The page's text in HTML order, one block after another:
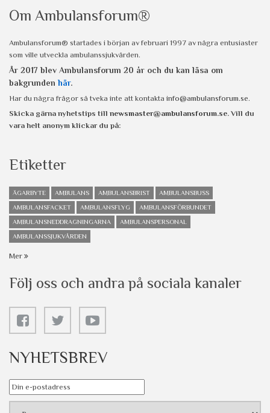
Om Ambulansforum®
Ambulansforum® startades i början av februari 1997 av några entusiaster
som ville utveckla ambulanssjukvården.
År 2017 blev Ambulansforum 20 år och du kan läsa om
bakgrunden här.
Har du några frågor så tveka inte att kontakta info@ambulansforum.se.
Skicka gärna nyhetstips till newsmaster@ambulansforum.se. Vill du
vara helt anonym klickar du på:
Etiketter
ÄGARBYTE AMBULANS AMBULANSBRIST
AMBULANSBUSS
AMBULANSFACKET
AMBULANSFLYG
AMBULANSFÖRBUNDET
AMBULANSNEDDRAGNINGARNA
AMBULANSPERSONAL
AMBULANSSJUKVÅRDEN
Mer
Följ oss och andra på sociala kanaler
NYHETSBREV